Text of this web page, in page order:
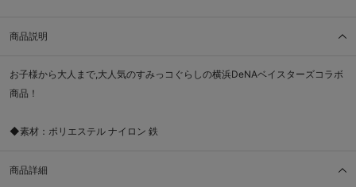
商品説明
お子様から大人まで,大人気のすみっコぐらしの横浜DeNAベイスターズコラボ
商品！
◆素材：ポリエステル ナイロン 鉄
商品詳細